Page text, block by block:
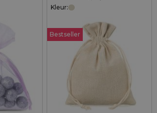
Kleur:
Bestseller